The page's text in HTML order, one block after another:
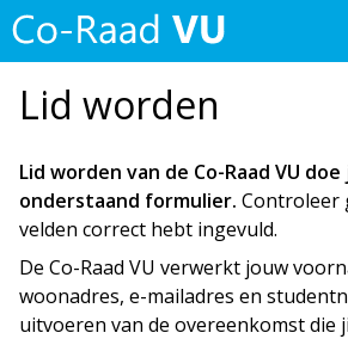
Lid worden
Lid worden van de Co-Raad VU
onderstaand formulier. Controleer
velden correct hebt ingevuld.
De Co-Raad VU verwerkt jouw
woonadres, e-mailadres en
uitvoeren van de overeenkomst die